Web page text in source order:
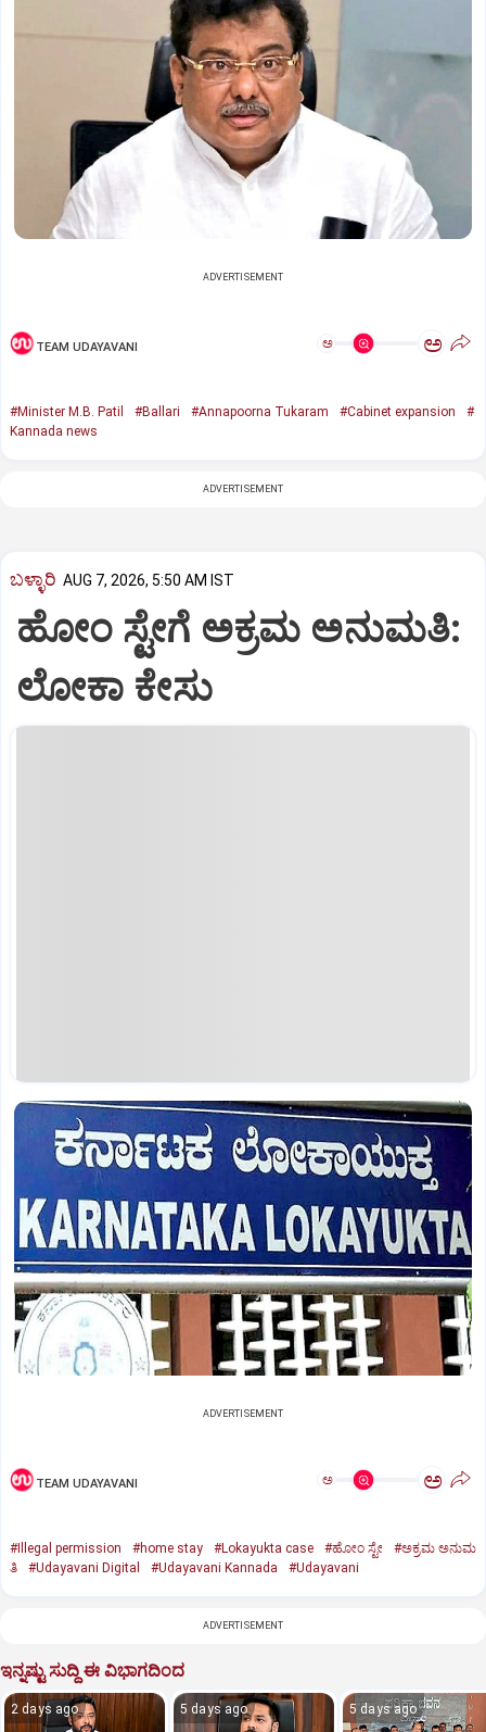
ADVERTISEMENT
TEAM UDAYAVANI ಅ ಅ
#Minister M.B. Patil #Ballari #Annapoorna Tukaram #Cabinet expansion
#
Kannada news
ADVERTISEMENT
ಬಳ್ಳಾರಿ AUG 7, 2026, 5:50 AM IST
ಹೋಂ ಸ್ಟೇಗೆ ಅಕ್ರಮ ಅನುಮತಿ:
ಲೋಕಾ ಕೇಸು
ADVERTISEMENT
TEAM UDAYAVANI ಅ ಅ
#Illegal permission #home stay #Lokayukta case #ಹೋಂ ಸ್ಟೇ
#ಅಕ್ರಮ ಅನುಮ
ತಿ
#Udayavani Digital #Udayavani Kannada #Udayavani
ADVERTISEMENT
ಇನ್ನಷ್ಟು ಸುದ್ದಿ ಈ ವಿಭಾಗದಿಂದ
2 days ago 5 days ago 5 days ago